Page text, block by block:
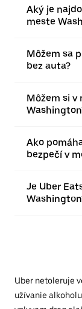
Aký je
meste
Môžem sa
bez auta?
Môžem si
Ako
bezpečí v
Je Uber
Uber netoleruje
užívanie